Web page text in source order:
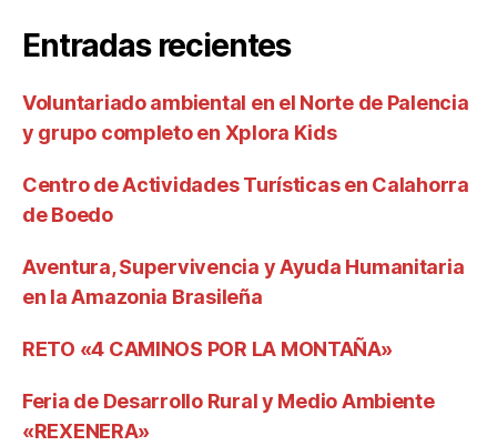
Entradas recientes
Voluntariado ambiental en el Norte de Palencia
y grupo completo en Xplora Kids
Centro de Actividades Turísticas en Calahorra
de Boedo
Aventura, Supervivencia y Ayuda Humanitaria
en la Amazonia Brasileña
RETO «4 CAMINOS POR LA MONTAÑA»
Feria de Desarrollo Rural y Medio Ambiente
«REXENERA»